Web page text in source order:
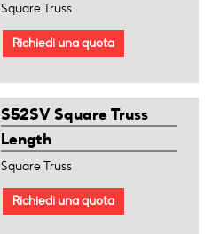
Square Truss
Richiedi una quota
S52SV Square Truss
Length
Square Truss
Richiedi una quota